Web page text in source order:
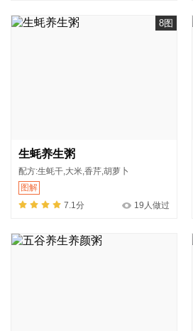
8图
生蚝养生粥
配方:生蚝干,大米,香芹,胡萝卜
图解
7.1分
19人做过